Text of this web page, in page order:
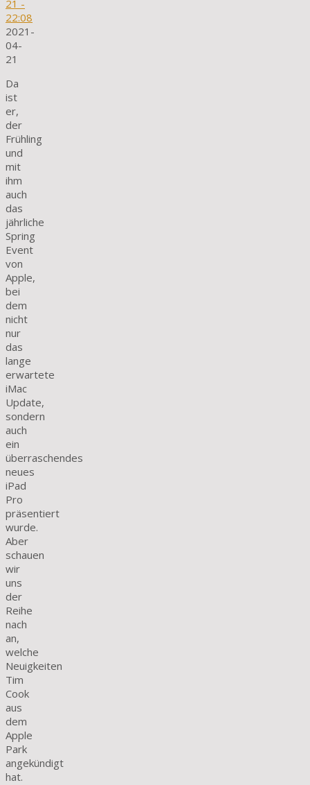
21 -
22:08
2021-
04-
21
Da
ist
er,
der
Frühling
und
mit
ihm
auch
das
jährliche
Spring
Event
von
Apple,
bei
dem
nicht
nur
das
lange
erwartete
iMac
Update,
sondern
auch
ein
überraschendes
neues
iPad
Pro
präsentiert
wurde.
Aber
schauen
wir
uns
der
Reihe
nach
an,
welche
Neuigkeiten
Tim
Cook
aus
dem
Apple
Park
angekündigt
hat.